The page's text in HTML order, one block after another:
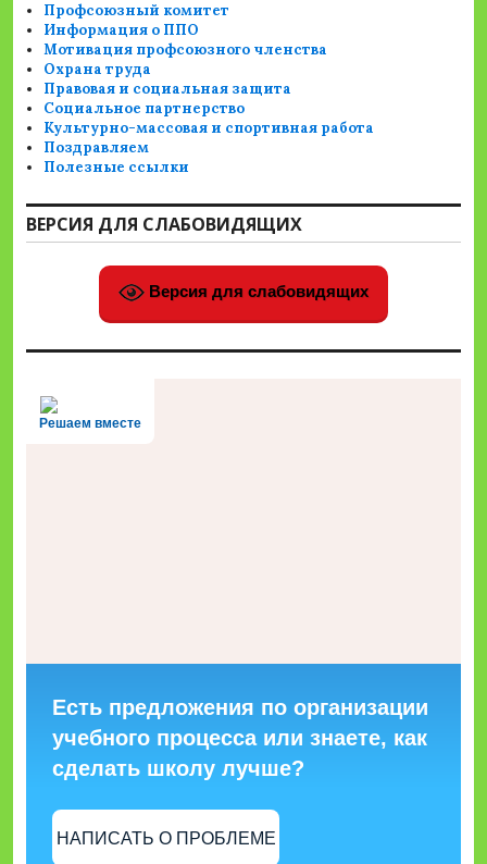
Профсоюзный комитет
Информация о ППО
Мотивация профсоюзного членства
Охрана труда
Правовая и социальная защита
Социальное партнерство
Культурно-массовая и спортивная работа
Поздравляем
Полезные ссылки
ВЕРСИЯ ДЛЯ СЛАБОВИДЯЩИХ
Версия для слабовидящих
Решаем вместе
Есть предложения по организации
учебного процесса или знаете, как
сделать школу лучше?
НАПИСАТЬ О ПРОБЛЕМЕ